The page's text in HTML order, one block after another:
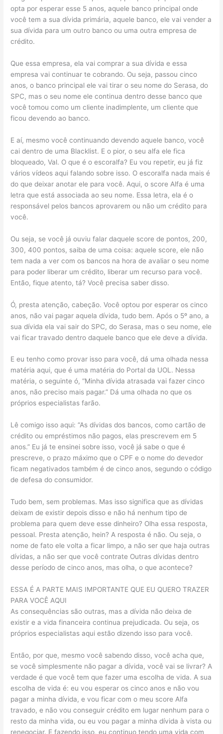
opta por esperar esse 5 anos, aquele banco principal onde
você tem a sua dívida primária, aquele banco, ele vai vender a
sua dívida para um outro banco ou uma outra empresa de
crédito.
Que essa empresa, ela vai comprar a sua dívida e essa
empresa vai continuar te cobrando. Ou seja, passou cinco
anos, o banco principal ele vai tirar o seu nome do Serasa, do
SPC, mas o seu nome ele continua dentro desse banco que
você tomou como um cliente inadimplente, um cliente que
ficou devendo ao banco.
E aí, mesmo você continuando devendo aquele banco, você
cai dentro de uma Blacklist. E o pior, o seu alfa ele fica
bloqueado, Val. O que é o escoralfa? Eu vou repetir, eu já fiz
vários vídeos aqui falando sobre isso. O escoralfa nada mais é
do que deixar anotar ele para você. Aqui, o score Alfa é uma
letra que está associada ao seu nome. Essa letra, ela é o
responsável pelos bancos aprovarem ou não um crédito para
você.
Ou seja, se você já ouviu falar daquele score de pontos, 200,
300, 400 pontos, saiba de uma coisa: aquele score, ele não
tem nada a ver com os bancos na hora de avaliar o seu nome
para poder liberar um crédito, liberar um recurso para você.
Então, fique atento, tá? Você precisa saber disso.
Ó, presta atenção, cabeção. Você optou por esperar os cinco
anos, não vai pagar aquela dívida, tudo bem. Após o 5º ano, a
sua dívida ela vai sair do SPC, do Serasa, mas o seu nome, ele
vai ficar travado dentro daquele banco que ele deve a dívida.
E eu tenho como provar isso para você, dá uma olhada nessa
matéria aqui, que é uma matéria do Portal da UOL. Nessa
matéria, o seguinte ó, “Minha dívida atrasada vai fazer cinco
anos, não preciso mais pagar.” Dá uma olhada no que os
próprios especialistas farão.
Lê comigo isso aqui: “As dívidas dos bancos, como cartão de
crédito ou empréstimos não pagos, elas prescrevem em 5
anos.” Eu já te ensinei sobre isso, você já sabe o que é
prescreve, o prazo máximo que o CPF e o nome do devedor
ficam negativados também é de cinco anos, segundo o código
de defesa do consumidor.
Tudo bem, sem problemas. Mas isso significa que as dívidas
deixam de existir depois disso e não há nenhum tipo de
problema para quem deve esse dinheiro? Olha essa resposta,
pessoal. Presta atenção, hein? A resposta é não. Ou seja, o
nome de fato ele volta a ficar limpo, a não ser que haja outras
dívidas, a não ser que você contrate Outras dívidas dentro
desse período de cinco anos, mas olha, o que acontece?
ESSA É A PARTE MAIS IMPORTANTE QUE EU QUERO TRAZER
PARA VOCÊ AQUI
As consequências são outras, mas a dívida não deixa de
existir e a vida financeira continua prejudicada. Ou seja, os
próprios especialistas aqui estão dizendo isso para você.
Então, por que, mesmo você sabendo disso, você acha que,
se você simplesmente não pagar a dívida, você vai se livrar? A
verdade é que você tem que fazer uma escolha de vida. A sua
escolha de vida é: eu vou esperar os cinco anos e não vou
pagar a minha dívida, e vou ficar com o meu score Alfa
travado, e não vou conseguir crédito em lugar nenhum para o
resto da minha vida, ou eu vou pagar a minha dívida à vista ou
renegociar. E fazendo isso, eu continuo tendo uma vida com